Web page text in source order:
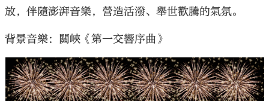
放，伴隨澎湃音樂，營造活潑、舉世歡騰的氣氛。
背景音樂：關峽《第一交響序曲》